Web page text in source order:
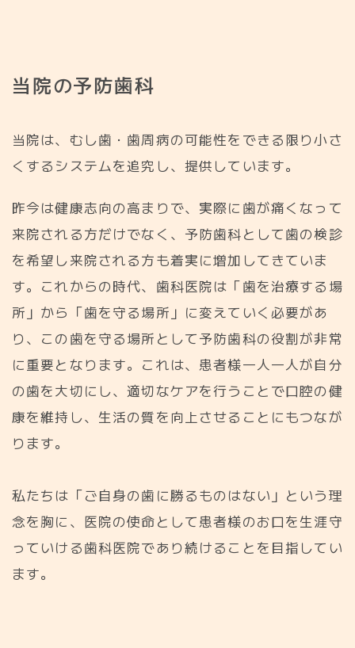
当院の予防歯科
当院は、むし歯・歯周病の可能性をできる限り小さ
くするシステムを追究し、提供しています。
昨今は健康志向の高まりで、実際に歯が痛くなって
来院される方だけでなく、予防歯科として歯の検診
を希望し来院される方も着実に増加してきていま
す。これからの時代、歯科医院は「歯を治療する場
所」から「歯を守る場所」に変えていく必要があ
り、この歯を守る場所として予防歯科の役割が非常
に重要となります。これは、患者様一人一人が自分
の歯を大切にし、適切なケアを行うことで口腔の健
康を維持し、生活の質を向上させることにもつなが
ります。
私たちは「ご自身の歯に勝るものはない」という理
念を胸に、医院の使命として患者様のお口を生涯守
っていける歯科医院であり続けることを目指してい
ます。